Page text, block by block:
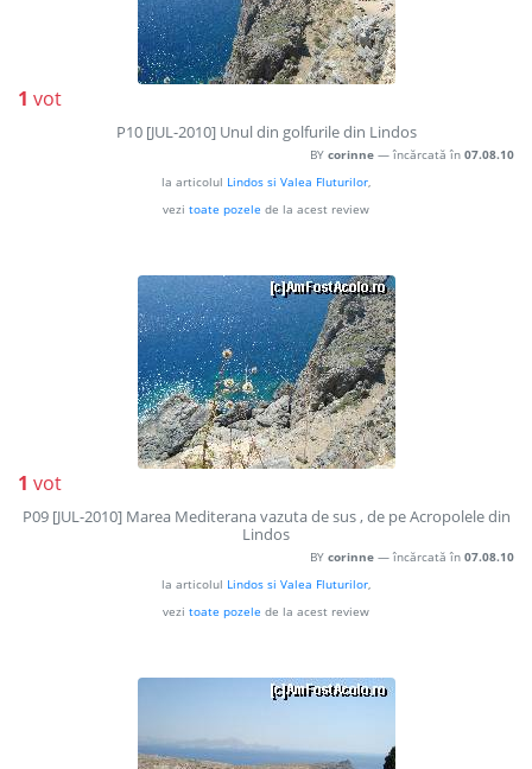
1 vot
P10 [JUL-2010] Unul din golfurile din Lindos
BY corinne — încărcată în 07.08.10
la articolul Lindos si Valea Fluturilor,
vezi toate pozele de la acest review
1 vot
P09 [JUL-2010] Marea Mediterana vazuta de sus , de pe Acropolele din
Lindos
BY corinne — încărcată în 07.08.10
la articolul Lindos si Valea Fluturilor,
vezi toate pozele de la acest review